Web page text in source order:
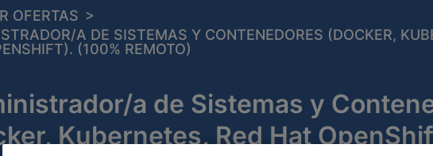
OFERTAS >
A DE SISTEMAS Y CONTENEDORES (DOCKER,
(100% REMOTO)
a de Sistemas y
Kubernetes, Red Hat